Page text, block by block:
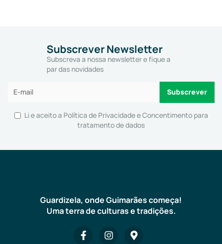
Subscrever Newsletter
Subscreva a nossa newsletter e fique a
par das novidades
Li e aceito a Política de Privacidade e Concentimento para
tratamento de dados
Guardizela, onde Guimarães começa!
Uma terra de culturas e tradições.